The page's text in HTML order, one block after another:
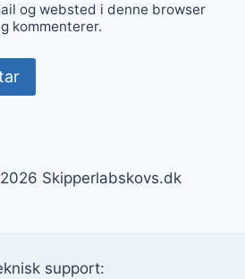
og websted i denne browser
kommenterer.
Skipperlabskovs.dk
support: